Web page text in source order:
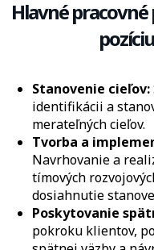
Hlavné
Stanovenie cieľov:
identifikácii a
merateľných cieľov.
Tvorba a
Navrhovanie a
tímových
dosiahnutie
Poskytovanie
pokroku klientov,